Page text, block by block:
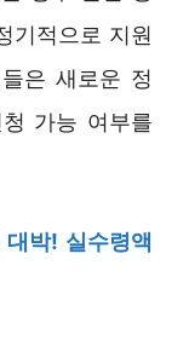
기적으로 지원
은 새로운 정
가능 여부를
박! 실수령액